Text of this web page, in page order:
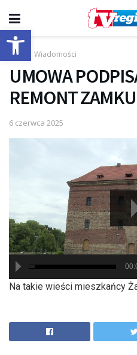
Otwórz pasek narzędzi
Start Wiadomości
UMOWA
REMONT ZAMKU
6 czerwca 2025
Na takie wieści mieszkańcy